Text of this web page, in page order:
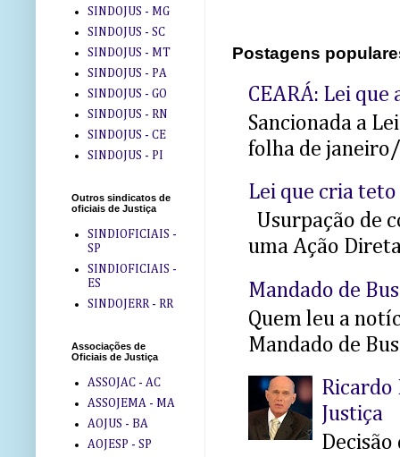
Postagens
CEARÁ: Lei
Sancionada a
folha de
Lei que cria
Usurpação de
uma Ação
Mandado de
Quem leu a
Mandado de
Ricardo
Justiça
Decisão
SINDOJUS - MG
SINDOJUS - SC
SINDOJUS - MT
SINDOJUS - PA
SINDOJUS - GO
SINDOJUS - RN
SINDOJUS - CE
SINDOJUS - PI
Outros sindicatos de
oficiais de Justiça
SINDIOFICIAIS -
SP
SINDIOFICIAIS -
ES
SINDOJERR - RR
Associações de
Oficiais de Justiça
ASSOJAC - AC
ASSOJEMA - MA
AOJUS - BA
AOJESP - SP